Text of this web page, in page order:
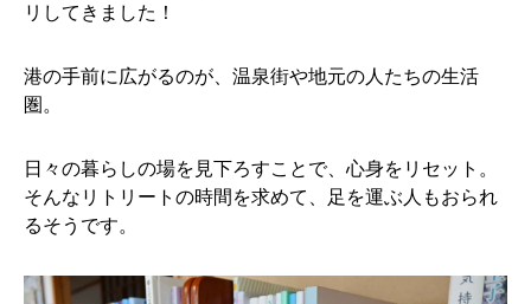
リしてきました！
港の手前に広がるのが、温泉街や地元の人たちの生活
圏。
日々の暮らしの場を見下ろすことで、心身をリセット。
そんなリトリートの時間を求めて、足を運ぶ人もおられ
るそうです。